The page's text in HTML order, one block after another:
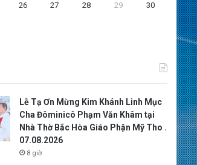
26 27 28 29 30
Lễ Tạ Ơn Mừng Kim Khánh Linh Mục
Cha Đôminicô Phạm Văn Khâm tại
Nhà Thờ Bắc Hòa Giáo Phận Mỹ Tho .
07.08.2026
8 giờ